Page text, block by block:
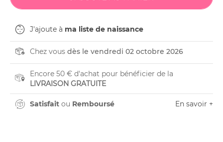
J'ajoute à ma liste de naissance
Chez vous dès le vendredi 02 octobre 2026
Encore 50 € d'achat pour bénéficier de la
LIVRAISON GRATUITE
Satisfait ou Remboursé En savoir +